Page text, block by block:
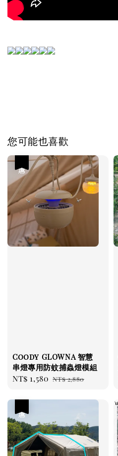
您可能也喜歡
Coody GLOWNA 智慧
串燈專用防蚊捕蟲燈模組
Sale
NT$ 1,580 Regular
NT$ 2,880